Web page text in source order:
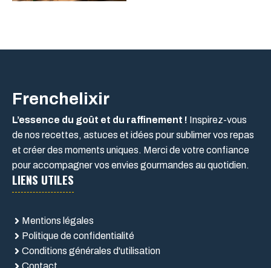
Frenchelixir
L’essence du goût et du raffinement ! Inspirez-vous
de nos recettes, astuces et idées pour sublimer vos repas
et créer des moments uniques. Merci de votre confiance
pour accompagner vos envies gourmandes au quotidien.
LIENS UTILES
Mentions légales
Politique de confidentialité
Conditions générales d'utilisation
Contact